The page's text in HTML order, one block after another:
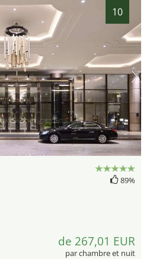
10
89%
de 267,01 EUR
par chambre et nuit